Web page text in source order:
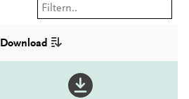
Download